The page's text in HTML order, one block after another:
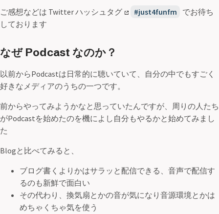
ご感想などは Twitter ハッシュタグ just4funfm
でお待ち
しております
なぜ Podcast なのか？
以前からPodcastは日常的に聴いていて、自分の中でもすごく
好きなメディアのうちの一つです。
前からやってみようかなと思っていたんですが、周りの人たち
がPodcastを始めたのを機によし自分もやるかと始めてみまし
た
Blogと比べてみると、
ブログ書くよりかはサラッと配信できる、音声で配信す
るのも新鮮で面白い
その代わり、換気扇とかの音が気になり音源環境とかは
めちゃくちゃ気を使う